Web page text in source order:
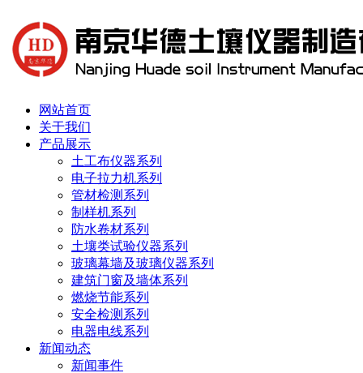
网站首页
关于我们
产品展示
土工布仪器系列
电子拉力机系列
管材检测系列
制样机系列
防水卷材系列
土壤类试验仪器系列
玻璃幕墙及玻璃仪器系列
建筑门窗及墙体系列
燃烧节能系列
安全检测系列
电器电线系列
新闻动态
新闻事件